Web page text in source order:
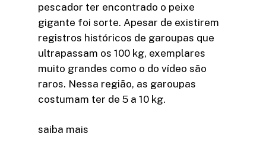
pescador ter encontrado o peixe
gigante foi sorte. Apesar de existirem
registros históricos de garoupas que
ultrapassam os 100 kg, exemplares
muito grandes como o do vídeo são
raros. Nessa região, as garoupas
costumam ter de 5 a 10 kg.
saiba mais